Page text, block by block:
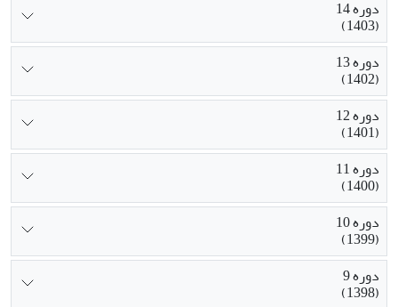
دوره 14
(1403)
دوره 13
(1402)
دوره 12
(1401)
دوره 11
(1400)
دوره 10
(1399)
دوره 9
(1398)